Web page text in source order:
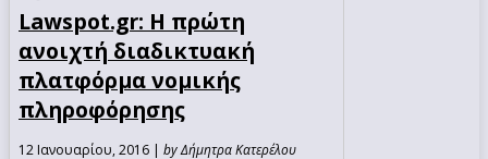
Lawspot.gr: H πρώτη
ανοιχτή διαδικτυακή
πλατφόρμα νομικής
πληροφόρησης
12 Ιανουαρίου, 2016 | by Δήμητρα Κατερέλου